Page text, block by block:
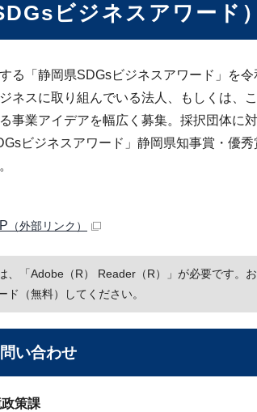
ビジネスアワード）
る「静岡県SDGsビジネスアワード」を令
ネスに取り組んでいる法⼈、もしくは、
事業アイデアを幅広く募集。採択団体に
ビジネスアワード」静岡県知事賞・優
（外部リンク）
、「Adobe（R） Reader（R）」が必要です。
ド（無料）してください。
い合わせ
策課